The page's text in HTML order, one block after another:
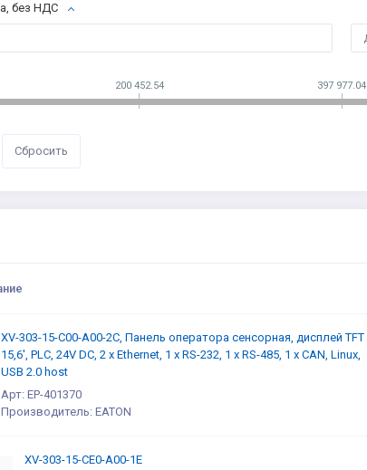
XV-303-15-C00-A00-2C, Панель оператора сенсорная, дисплей TFT
15,6', PLC, 24V DC, 2 x Ethernet, 1 x RS-232, 1 x RS-485, 1 x CAN, Linux,
USB 2.0 host
Арт: EP-401370
Производитель: EATON
XV-303-15-CE0-A00-1E
без НДС
200 452.54 397 977.04